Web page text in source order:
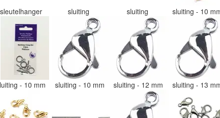
sleutelhanger sluiting sluiting sluiting - 10
- 10 mm sluiting - 10 mm sluiting - 12 mm sluiting - 13